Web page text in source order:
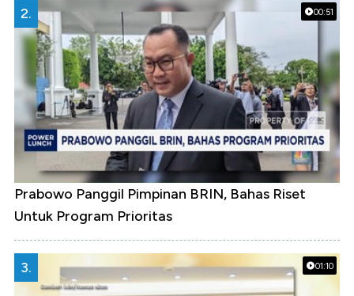
00:51
2.
Prabowo Panggil Pimpinan BRIN, Bahas Riset
Untuk Program Prioritas
01:10
3.